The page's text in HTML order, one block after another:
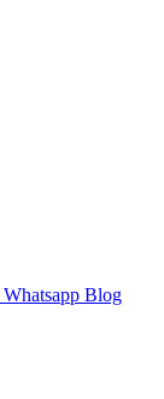
Whatsapp Blog